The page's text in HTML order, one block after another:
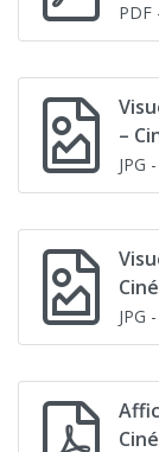
PDF
–
JPG
JPG